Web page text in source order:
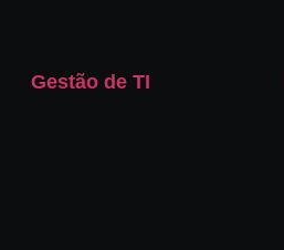
Gestão de TI